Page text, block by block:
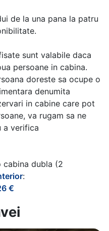
de la una pana la patru
sunt valabile daca
persoane in cabina.
doreste sa ocupe o
denumita
in cabine care pot
va rugam sa ne
a verifica
cabina dubla (2
:
€